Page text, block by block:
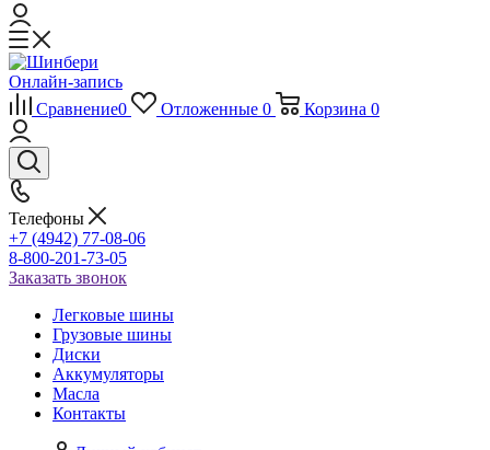
Онлайн-запись
Сравнение0 Отложенные 0 Корзина 0
Телефоны
+7 (4942) 77-08-06
8-800-201-73-05
Заказать звонок
Легковые шины
Грузовые шины
Диски
Аккумуляторы
Масла
Контакты